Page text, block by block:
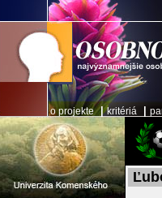
o projekte|kritériá